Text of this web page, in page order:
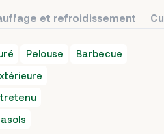
et refroidissement
Pelouse
Barbecue